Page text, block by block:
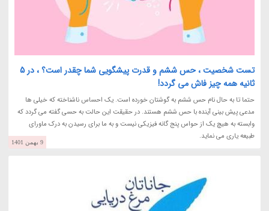
تست شخصیت ، حس ششم و قدرت پیشگویی شما چقدر است؟ ، در 5
ثانیه همه چیز فاش می گردد!
حتما تا به حال نام حس ششم به گوشتان خورده است. یک احساس ناشناخته که خیلی ها
مدعی پیش بینی آینده با حس ششم هستند. در حقیقت این حالت به حسی گفته می گردد که
وابسته به هیچ یک از حواس پنج گانه فیزیکی نیست و به ما برای رسیدن به درک ماورای
طبیعه یاری می نماید.
9 بهمن 1401